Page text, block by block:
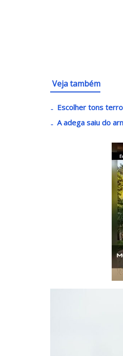
Veja também
Escolher tons
A adega saiu do